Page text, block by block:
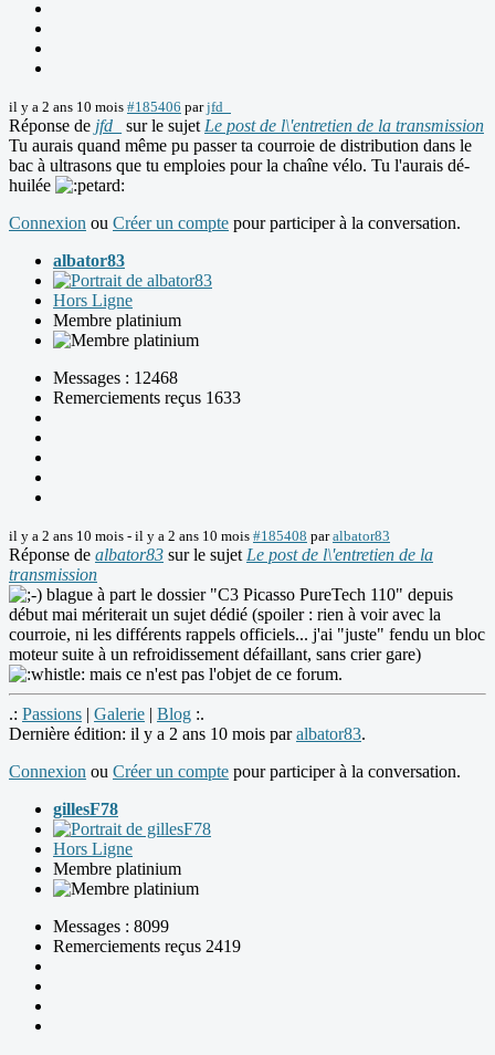
il y a 2 ans 10 mois #185406 parjfd_
Réponse de jfd_ sur le sujet Le post de l\'entretien de la transmission
Tu aurais quand même pu passer ta courroie de distribution dans le
bac à ultrasons que tu emploies pour la chaîne vélo. Tu l'aurais dé-
huilée
Connexion ou Créer un compte pour participer à la conversation.
albator83
Hors Ligne
Membre platinium
Messages : 12468
Remerciements reçus 1633
il y a 2 ans 10 mois - il y a 2 ans 10 mois #185408 paralbator83
Réponse de albator83 sur le sujet Le post de l\'entretien de la
transmission
blague à part le dossier "C3 Picasso PureTech 110" depuis
début mai mériterait un sujet dédié (spoiler : rien à voir avec la
courroie, ni les différents rappels officiels... j'ai "juste" fendu un bloc
moteur suite à un refroidissement défaillant, sans crier gare)
mais ce n'est pas l'objet de ce forum.
.: Passions | Galerie | Blog :.
Dernière édition: il y a 2 ans 10 mois paralbator83.
Connexion ou Créer un compte pour participer à la conversation.
gillesF78
Hors Ligne
Membre platinium
Messages : 8099
Remerciements reçus 2419